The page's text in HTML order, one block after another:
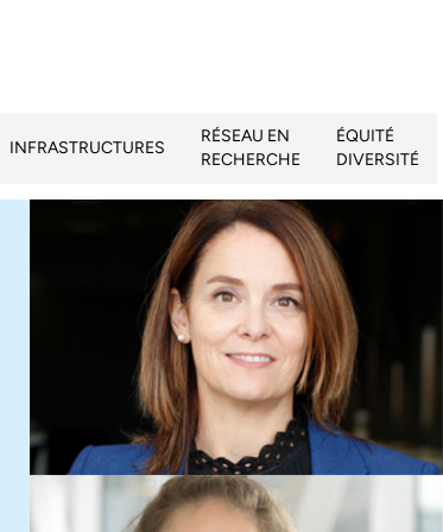
INFRASTRUCTURES
RÉSEAU EN
RECHERCHE
ÉQUITÉ
DIVERSITÉ